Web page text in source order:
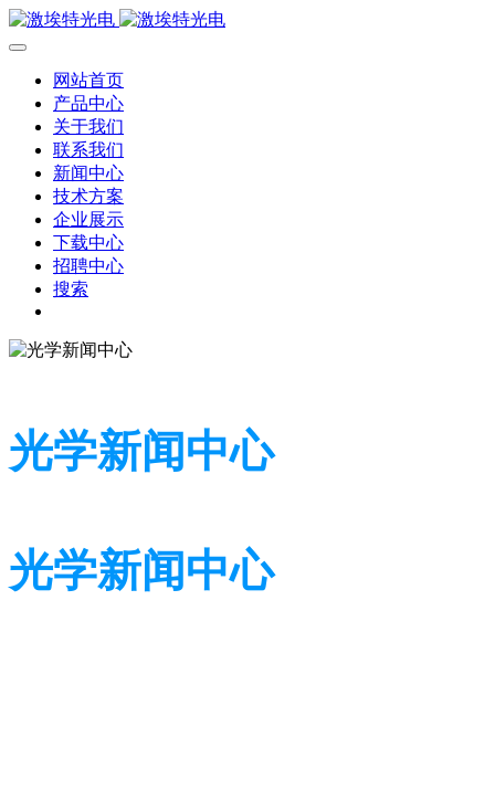
网站首页
产品中心
关于我们
联系我们
新闻中心
技术方案
企业展示
下载中心
招聘中心
搜索
光学新闻中心
光学新闻中心